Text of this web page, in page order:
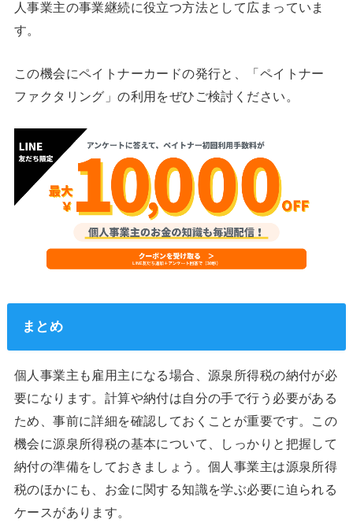
人事業主の事業継続に役立つ方法として広まっていま
す。
この機会にペイトナーカードの発行と、「ペイトナー
ファクタリング」の利用をぜひご検討ください。
まとめ
個人事業主も雇用主になる場合、源泉所得税の納付が必
要になります。計算や納付は自分の手で行う必要がある
ため、事前に詳細を確認しておくことが重要です。この
機会に源泉所得税の基本について、しっかりと把握して
納付の準備をしておきましょう。個人事業主は源泉所得
税のほかにも、お金に関する知識を学ぶ必要に迫られる
ケースがあります。